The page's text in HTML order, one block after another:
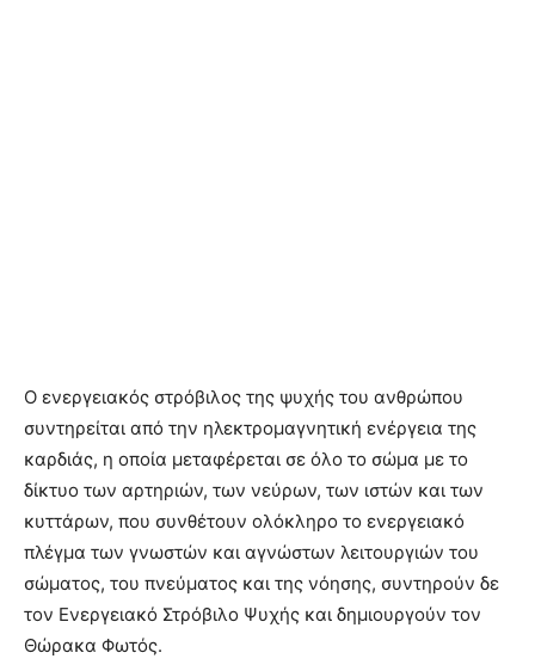
Ο ενεργειακός στρόβιλος της ψυχής του ανθρώπου
συντηρείται από την ηλεκτρομαγνητική ενέργεια της
καρδιάς, η οποία μεταφέρεται σε όλο το σώμα με το
δίκτυο των αρτηριών, των νεύρων, των ιστών και των
κυττάρων, που συνθέτουν ολόκληρο το ενεργειακό
πλέγμα των γνωστών και αγνώστων λειτουργιών του
σώματος, του πνεύματος και της νόησης, συντηρούν δε
τον Ενεργειακό Στρόβιλο Ψυχής και δημιουργούν τον
Θώρακα Φωτός.